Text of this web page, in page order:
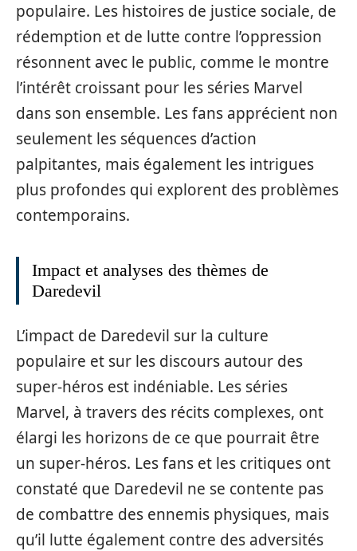
populaire. Les histoires de justice sociale, de
rédemption et de lutte contre l’oppression
résonnent avec le public, comme le montre
l’intérêt croissant pour les séries Marvel
dans son ensemble. Les fans apprécient non
seulement les séquences d’action
palpitantes, mais également les intrigues
plus profondes qui explorent des problèmes
contemporains.
Impact et analyses des thèmes de
Daredevil
L’impact de Daredevil sur la culture
populaire et sur les discours autour des
super-héros est indéniable. Les séries
Marvel, à travers des récits complexes, ont
élargi les horizons de ce que pourrait être
un super-héros. Les fans et les critiques ont
constaté que Daredevil ne se contente pas
de combattre des ennemis physiques, mais
qu’il lutte également contre des adversités